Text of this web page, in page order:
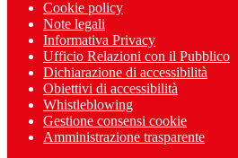
Cookie policy
Note legali
Informativa Privacy
Ufficio Relazioni con il Pubblico
Dichiarazione di accessibilità
Obiettivi di accessibilità
Whistleblowing
Gestione consensi cookie
Amministrazione trasparente